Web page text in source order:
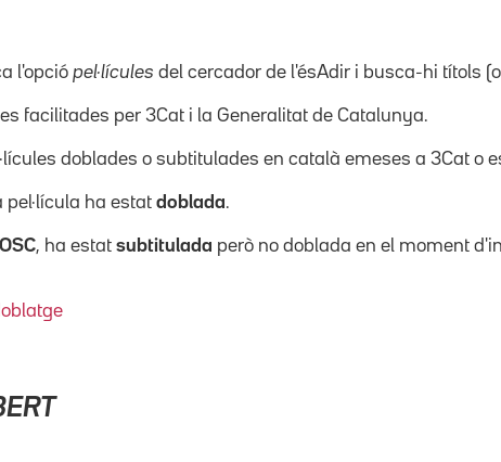
l'opció pel·lícules del cercador de l'ésAdir i busca-hi títols
facilitades per 3Cat i la Generalitat de Catalunya.
doblades o subtitulades en català emeses a 3Cat o
ha estat doblada.
, ha estat subtitulada però no doblada en el moment